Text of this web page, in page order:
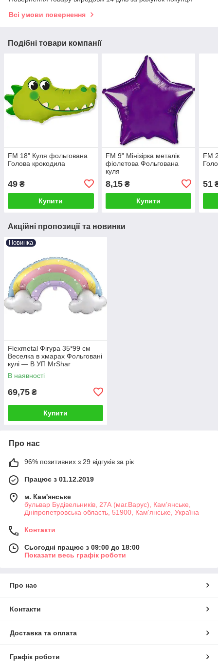
Всі умови повернення
Подібні товари компанії
FM 18" Куля фольгована
Голова крокодила
49 ₴
Купити
FM 9" Мінізірка металік
фіолетова Фольгована
куля
8,15₴
Купити
FM
51
Акційні пропозиції та новинки
Новинка
Flexmetal Фігура 35*99 см
Веселка в хмарах Фольговані
кулі — В УП MrShar
В наявності
69,75 ₴
Купити
Про нас
96% позитивних з 29 відгуків за рік
Працює з 01.12.2019
м. Кам'янське
бульвар Будівельників, 27А (маг.Варус), Кам’янське,
Дніпропетровська область, 51900, Кам'янське, Україна
Контакти
Сьогодні працює з 09:00 до 18:00
Показати весь графік роботи
Про нас
Контакти
Доставка та оплата
Графік роботи